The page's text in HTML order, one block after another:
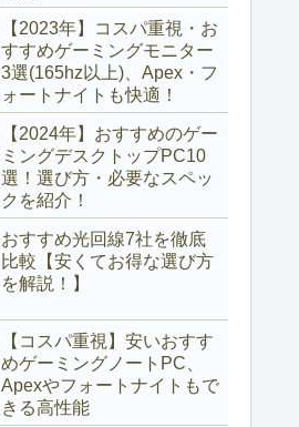
【2023年】コスパ重視・お
すすめゲーミングモニター
3選(165hz以上)、Apex・フ
ォートナイトも快適！
【2024年】おすすめのゲー
ミングデスクトップPC10
選！選び方・必要なスペッ
クを紹介！
おすすめ光回線7社を徹底
比較【安くてお得な選び方
を解説！】
【コスパ重視】安いおすす
めゲーミングノートPC、
Apexやフォートナイトもで
きる高性能